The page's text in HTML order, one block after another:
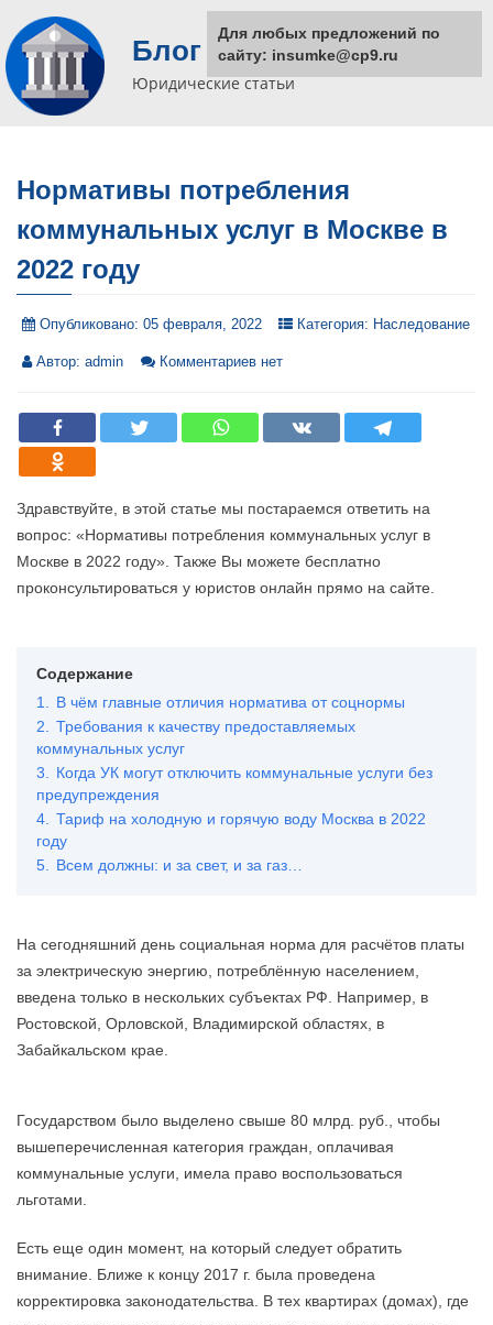
Блог юриста
Юридические статьи
Нормативы потребления
коммунальных услуг в Москве в
2022 году
Опубликовано: 05 февраля, 2022 Категория: Наследование
Автор: admin Комментариев нет
Здравствуйте, в этой статье мы постараемся ответить на
вопрос: «Нормативы потребления коммунальных услуг в
Москве в 2022 году». Также Вы можете бесплатно
проконсультироваться у юристов онлайн прямо на сайте.
Содержание
1.
В чём главные отличия норматива от соцнормы
2.
Требования к качеству предоставляемых
коммунальных услуг
3.
Когда УК могут отключить коммунальные услуги без
предупреждения
4.
Тариф на холодную и горячую воду Москва в 2022
году
5.
Всем должны: и за свет, и за газ…
На сегодняшний день социальная норма для расчётов платы
за электрическую энергию, потреблённую населением,
введена только в нескольких субъектах РФ. Например, в
Ростовской, Орловской, Владимирской областях, в
Забайкальском крае.
Государством было выделено свыше 80 млрд. руб., чтобы
вышеперечисленная категория граждан, оплачивая
коммунальные услуги, имела право воспользоваться
льготами.
Есть еще один момент, на который следует обратить
внимание. Ближе к концу 2017 г. была проведена
корректировка законодательства. В тех квартирах (домах), где
Для любых предложений по
сайту: insumke@cp9.ru